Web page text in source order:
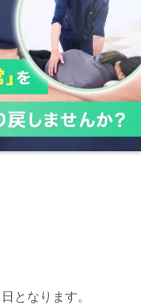
日となります。